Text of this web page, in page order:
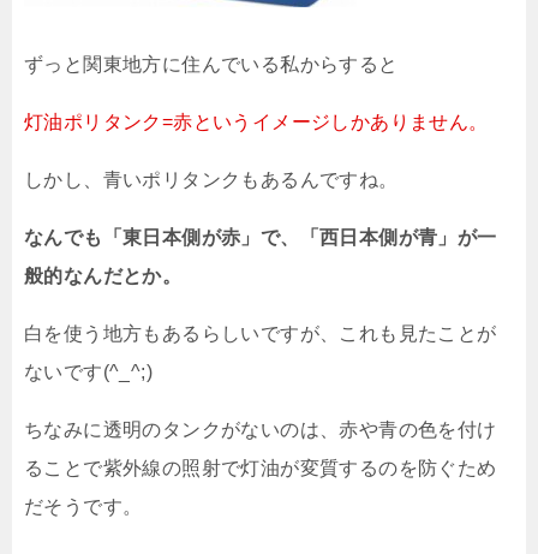
ずっと関東地方に住んでいる私からすると
灯油ポリタンク=赤というイメージしかありません。
しかし、青いポリタンクもあるんですね。
なんでも「東日本側が赤」で、「西日本側が青」が一
般的なんだとか。
白を使う地方もあるらしいですが、これも見たことが
ないです(^_^;)
ちなみに透明のタンクがないのは、赤や青の色を付け
ることで紫外線の照射で灯油が変質するのを防ぐため
だそうです。